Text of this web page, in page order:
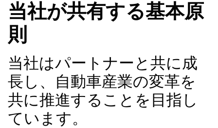
当社が共有する基本原
則
当社はパートナーと共に成
長し、自動車産業の変革を
共に推進することを目指し
ています。